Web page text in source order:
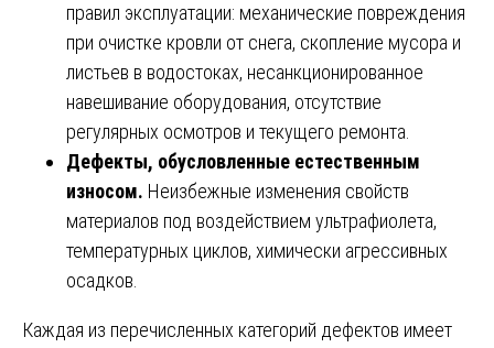
правил эксплуатации: механические повреждения
при очистке кровли от снега, скопление мусора и
листьев в водостоках, несанкционированное
навешивание оборудования, отсутствие
регулярных осмотров и текущего ремонта.
Дефекты, обусловленные естественным
износом. Неизбежные изменения свойств
материалов под воздействием ультрафиолета,
температурных циклов, химически агрессивных
осадков.
Каждая из перечисленных категорий дефектов имеет